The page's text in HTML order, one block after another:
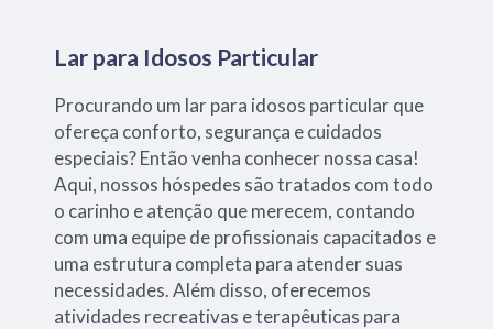
Lar para Idosos Particular
Procurando um lar para idosos particular que
ofereça conforto, segurança e cuidados
especiais? Então venha conhecer nossa casa!
Aqui, nossos hóspedes são tratados com todo
o carinho e atenção que merecem, contando
com uma equipe de profissionais capacitados e
uma estrutura completa para atender suas
necessidades. Além disso, oferecemos
atividades recreativas e terapêuticas para